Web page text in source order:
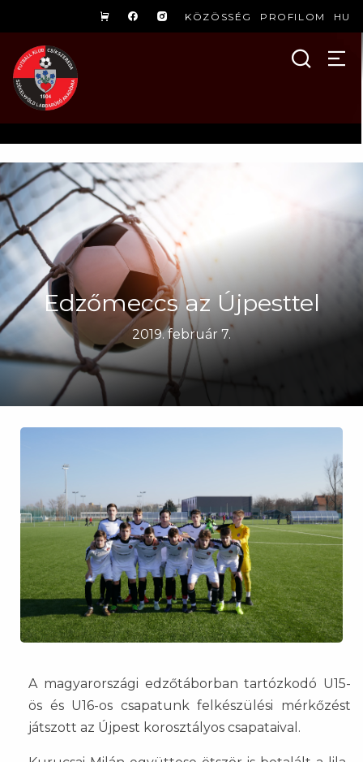
KÖZÖSSÉG PROFILOM HU
Edzőmeccs az Újpesttel
2019. február 7.
A magyarországi edzőtáborban tartózkodó U15-
ös és U16-os csapatunk felkészülési mérkőzést
játszott az Újpest korosztályos csapataival.